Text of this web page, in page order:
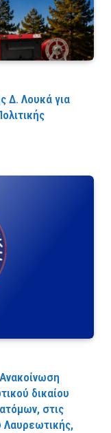
Δ. Λουκά για
δικαίου
στις
Λαυρεωτικής,